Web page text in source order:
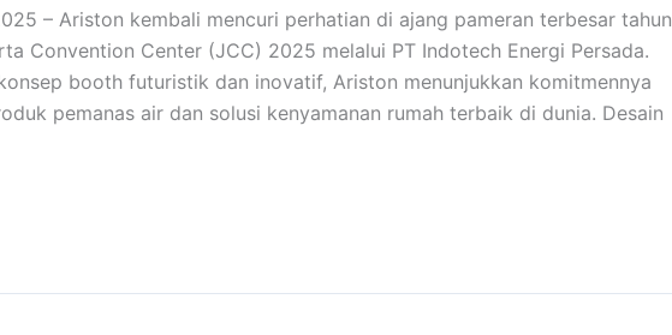
– Ariston kembali mencuri perhatian di ajang pameran terbesar tahun
Convention Center (JCC) 2025 melalui PT Indotech Energi Persada.
booth futuristik dan inovatif, Ariston menunjukkan komitmennya
pemanas air dan solusi kenyamanan rumah terbaik di dunia. Desain